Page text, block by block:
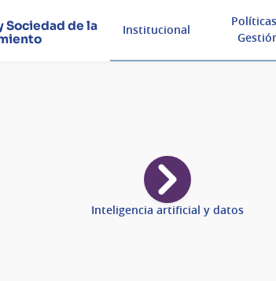
Sociedad de la
Institucional
Inteligencia artificial y datos